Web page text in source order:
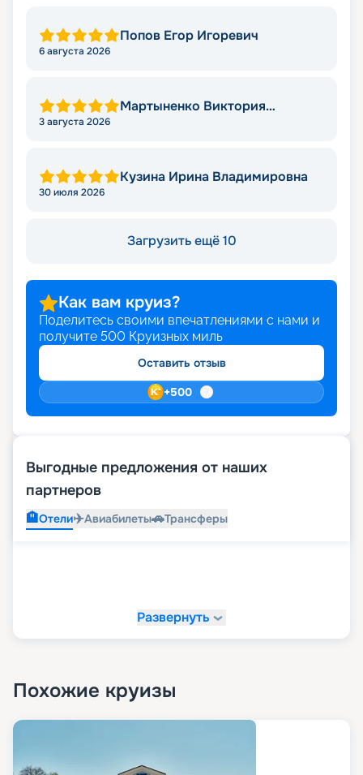
Попов Егор Игоревич
6 августа 2026
Мартыненко Виктория
3 августа 2026
Кузина Ирина Владимировна
30 июля 2026
Загрузить ещё 10
Как вам круиз?
Поделитесь своими впечатлениями с нами и
получите 500 Круизных миль
Оставить отзыв
+500
Выгодные предложения от наших
партнеров
🏨Отели✈️Авиабилеты🚗Трансферы
Развернуть
Похожие круизы